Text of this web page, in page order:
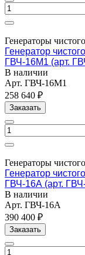
Генераторы
Генератор
ГВЧ-16М1 (арт.
В наличии
Арт. ГВЧ-16М1
258 640 ₽
Заказать
Генераторы
Генератор
ГВЧ-16А (арт.
В наличии
Арт. ГВЧ-16А
390 400 ₽
Заказать